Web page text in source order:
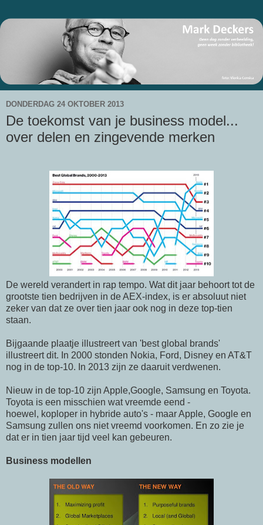
DONDERDAG 24 OKTOBER 2013
De toekomst van je business model...
over delen en zingevende merken
De wereld verandert in rap tempo. Wat dit jaar behoort tot de
grootste tien bedrijven in de AEX-index, is er absoluut niet
zeker van dat ze over tien jaar ook nog in deze top-tien
staan.
Bijgaande plaatje illustreert van 'best global brands'
illustreert dit. In 2000 stonden Nokia, Ford, Disney en AT&T
nog in de top-10. In 2013 zijn ze daaruit verdwenen.
Nieuw in de top-10 zijn Apple,Google, Samsung en Toyota.
Toyota is een misschien wat vreemde eend -
hoewel, koploper in hybride auto's - maar Apple, Google en
Samsung zullen ons niet vreemd voorkomen. En zo zie je
dat er in tien jaar tijd veel kan gebeuren.
Business modellen